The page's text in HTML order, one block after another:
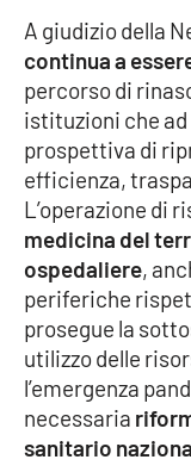
Venti di
STREAMING
LaC TV
LaC Network
LaC OnAir
EDIZIONI
LOCALI
Catanzaro
A giudizio della
continua a
percorso di
istituzioni che ad
prospettiva di
efficienza,
L’operazione di
medicina del
ospedaliere,
periferiche
prosegue la
utilizzo delle
l’emergenza
necessaria
sanitario